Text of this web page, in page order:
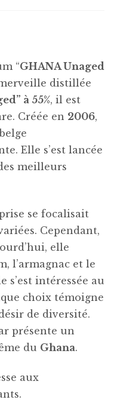
“GHANA Unaged
distillée
à 55%, il est
Créée en 2006,
Elle s’est lancée
meilleurs
se focalisait
Cependant,
elle
l’armagnac et le
s’est intéressée au
choix témoigne
de diversité.
présente un
du Ghana.
aux